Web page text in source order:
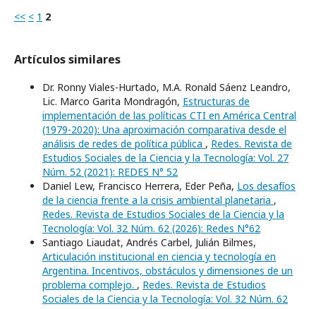
<< < 1 2
Artículos similares
Dr. Ronny Viales-Hurtado, M.A. Ronald Sáenz Leandro,
Lic. Marco Garita Mondragón, Estructuras de
implementación de las políticas CTI en América Central
(1979-2020): Una aproximación comparativa desde el
análisis de redes de política pública , Redes. Revista de
Estudios Sociales de la Ciencia y la Tecnología: Vol. 27
Núm. 52 (2021): REDES N° 52
Daniel Lew, Francisco Herrera, Eder Peña, Los desafíos
de la ciencia frente a la crisis ambiental planetaria ,
Redes. Revista de Estudios Sociales de la Ciencia y la
Tecnología: Vol. 32 Núm. 62 (2026): Redes N°62
Santiago Liaudat, Andrés Carbel, Julián Bilmes,
Articulación institucional en ciencia y tecnología en
Argentina. Incentivos, obstáculos y dimensiones de un
problema complejo. , Redes. Revista de Estudios
Sociales de la Ciencia y la Tecnología: Vol. 32 Núm. 62